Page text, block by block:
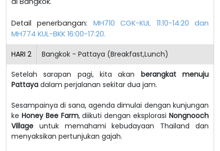
Detail penerbangan: MH710 CGK-KUL 11:10-14:20 dan
MH774 KUL-BKK 16:00-17:20.
HARI 2 Bangkok - Pattaya (Breakfast,Lunch)
Setelah sarapan pagi, kita akan berangkat menuju
Pattaya dalam perjalanan sekitar dua jam.
Sesampainya di sana, agenda dimulai dengan kunjungan
ke Honey Bee Farm, diikuti dengan eksplorasiNongnooch
Village untuk memahami kebudayaan Thailand dan
menyaksikan pertunjukan gajah.